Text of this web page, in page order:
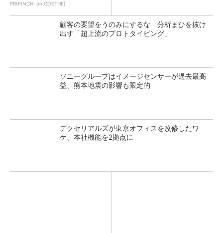
PR(FINCHI on GOETHE)
顧客の要望をうのみにするな 分析まひを抜け
出す「超上流のプロトタイピング」
ソニーグループはイメージセンサーが過去最高
益、熊本地震の影響も限定的
デクセリアルズが東京オフィスを改修したワ
ケ、本社機能を2拠点に